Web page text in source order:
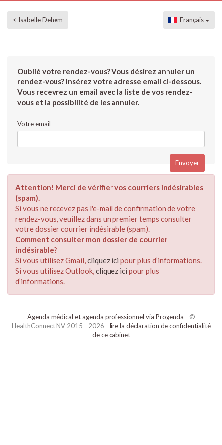
< Isabelle Dehem Français
Oublié votre rendez-vous? Vous désirez annuler un
rendez-vous? Insérez votre adresse email ci-dessous.
Vous recevrez un email avec la liste de vos rendez-
vous et la possibilité de les annuler.
Votre email
Attention! Merci de vérifier vos courriers indésirables
(spam).
Si vous ne recevez pas l'e-mail de confirmation de votre
rendez-vous, veuillez dans un premier temps consulter
votre dossier courrier indésirable (spam).
Comment consulter mon dossier de courrier
indésirable?
Si vous utilisez Gmail,cliquez ici pour plus d’informations.
Si vous utilisez Outlook,cliquez ici pour plus
d’informations.
Agenda médical et agenda professionnel via Progenda - ©
HealthConnect NV 2015 - 2026 - lire la déclaration de confidentialité
de ce cabinet